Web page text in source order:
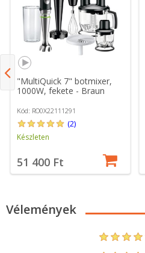
"MultiQuick 7" botmixer,
1000W, fekete - Braun
Kód: RO0X22111291
(2)
Készleten
51 400 Ft
Vélemények